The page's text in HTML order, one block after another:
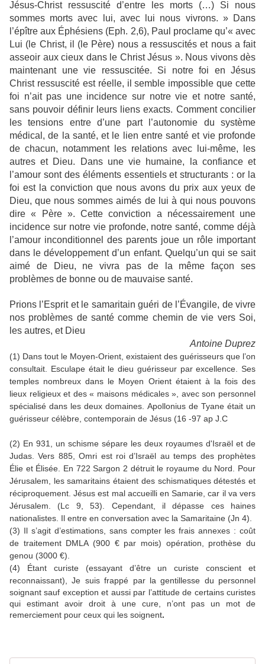
Jésus-Christ ressuscité d’entre les morts (…) Si nous
sommes morts avec lui, avec lui nous vivrons. » Dans
l’épître aux Éphésiens (Eph. 2,6), Paul proclame qu’« avec
Lui (le Christ, il (le Père) nous a ressuscités et nous a fait
asseoir aux cieux dans le Christ Jésus ». Nous vivons dès
maintenant une vie ressuscitée. Si notre foi en Jésus
Christ ressuscité est réelle, il semble impossible que cette
foi n’ait pas une incidence sur notre vie et notre santé,
sans pouvoir définir leurs liens exacts. Comment concilier
les tensions entre d’une part l’autonomie du système
médical, de la santé, et le lien entre santé et vie profonde
de chacun, notamment les relations avec lui-même, les
autres et Dieu. Dans une vie humaine, la confiance et
l’amour sont des éléments essentiels et structurants : or la
foi est la conviction que nous avons du prix aux yeux de
Dieu, que nous sommes aimés de lui à qui nous pouvons
dire « Père ». Cette conviction a nécessairement une
incidence sur notre vie profonde, notre santé, comme déjà
l’amour inconditionnel des parents joue un rôle important
dans le développement d’un enfant. Quelqu’un qui se sait
aimé de Dieu, ne vivra pas de la même façon ses
problèmes de bonne ou de mauvaise santé.
Prions l’Esprit et le samaritain guéri de l’Évangile, de vivre
nos problèmes de santé comme chemin de vie vers Soi,
les autres, et Dieu
Antoine Duprez
(1) Dans tout le Moyen-Orient, existaient des guérisseurs que l’on
consultait. Esculape était le dieu guérisseur par excellence. Ses
temples nombreux dans le Moyen Orient étaient à la fois des
lieux religieux et des « maisons médicales », avec son personnel
spécialisé dans les deux domaines. Apollonius de Tyane était un
guérisseur célèbre, contemporain de Jésus (16 -97 ap J.C
(2) En 931, un schisme sépare les deux royaumes d'Israël et de
Judas. Vers 885, Omri est roi d’Israël au temps des prophètes
Élie et Élisée. En 722 Sargon 2 détruit le royaume du Nord. Pour
Jérusalem, les samaritains étaient des schismatiques détestés et
réciproquement. Jésus est mal accueilli en Samarie, car il va vers
Jérusalem. (Lc 9, 53). Cependant, il dépasse ces haines
nationalistes. Il entre en conversation avec la Samaritaine (Jn 4).
(3) Il s’agit d’estimations, sans compter les frais annexes : coût
de traitement DMLA (900 € par mois) opération, prothèse du
genou (3000 €).
(4) Étant curiste (essayant d’être un curiste conscient et
reconnaissant),Je suis frappé par la gentillesse du personnel
soignant sauf exception et aussi par l’attitude de certains curistes
qui estimant avoir droit à une cure, n’ont pas un mot de
remerciement pour ceux qui les soignent.